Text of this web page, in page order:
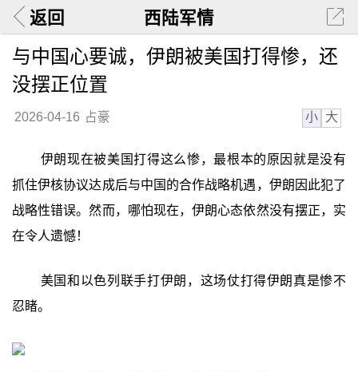
返回 西陆军情
与中国心要诚，伊朗被美国打得惨，还
没摆正位置
2026-04-16 占豪 小 大
伊朗现在被美国打得这么惨，最根本的原因就是没有
抓住伊核协议达成后与中国的合作战略机遇，伊朗因此犯了
战略性错误。然而，哪怕现在，伊朗心态依然没有摆正，实
在令人遗憾！
美国和以色列联手打伊朗，这场仗打得伊朗真是惨不
忍睹。